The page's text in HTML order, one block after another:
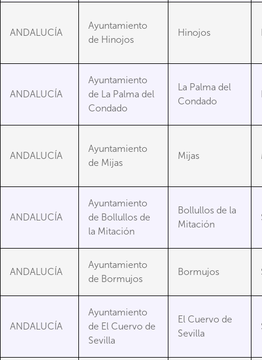
ANDALUCÍA
Ayuntamiento
de Hinojos
Hinojos
ANDALUCÍA
Ayuntamiento
de La Palma del
Condado
La Palma del
Condado
ANDALUCÍA
Ayuntamiento
de Mijas
Mijas
ANDALUCÍA
Ayuntamiento
de Bollullos de
la Mitación
Bollullos de la
Mitación
ANDALUCÍA
Ayuntamiento
de Bormujos
Bormujos
ANDALUCÍA
Ayuntamiento
de El Cuervo de
Sevilla
El Cuervo de
Sevilla